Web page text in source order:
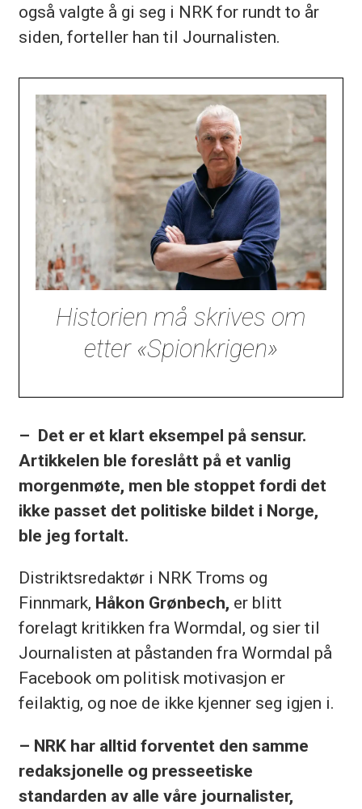
også valgte å gi seg i NRK for rundt to år
siden, forteller han til Journalisten.
Historien må skrives om
etter «Spionkrigen»
– Det er et klart eksempel på sensur.
Artikkelen ble foreslått på et vanlig
morgenmøte, men ble stoppet fordi det
ikke passet det politiske bildet i Norge,
ble jeg fortalt.
Distriktsredaktør i NRK Troms og
Finnmark, Håkon Grønbech, er blitt
forelagt kritikken fra Wormdal, og sier til
Journalisten at påstanden fra Wormdal på
Facebook om politisk motivasjon er
feilaktig, og noe de ikke kjenner seg igjen i.
– NRK har alltid forventet den samme
redaksjonelle og presseetiske
standarden av alle våre journalister,